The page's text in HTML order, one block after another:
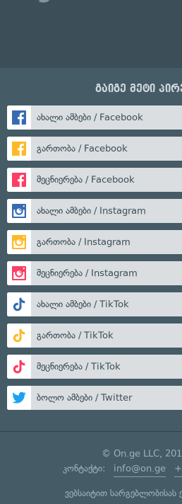
გაიგე მეტი
ახალი ამბები / Facebook
გართობა / Facebook
მეცნიერება / Facebook
ახალი ამბები / Instagram
გართობა / Instagram
მეცნიერება / Instagram
ახალი ამბები / TikTok
გართობა / TikTok
მეცნიერება / TikTok
ბოლო ამბები / Twitter
© On.ge LLC,
კონტაქტი: info@on.ge
ვებსაიტით სარგებლობისას